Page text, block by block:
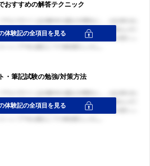
おすすめの解答テクニック
・筆記試験の勉強/対策方法